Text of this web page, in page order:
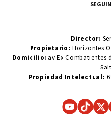
Director:
Propietario:Horizontes
Domicilio: av Ex Combatientes
Propiedad Intelectual: